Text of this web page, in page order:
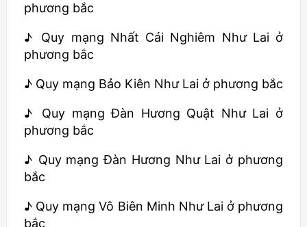
phương bắc
♪ Quy mạng Nhất Cái Nghiêm Như Lai ở
phương bắc
♪ Quy mạng Bảo Kiên Như Lai ở phương bắc
♪ Quy mạng Đàn Hương Quật Như Lai ở
phương bắc
♪ Quy mạng Đàn Hương Như Lai ở phương
bắc
♪ Quy mạng Vô Biên Minh Như Lai ở phương
bắc